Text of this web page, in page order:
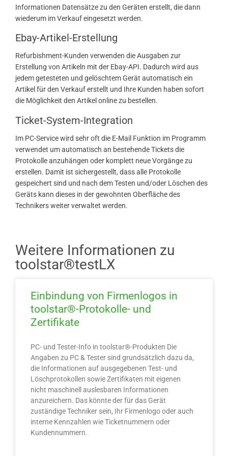
Informationen Datensätze zu den Geräten erstellt, die dann
wiederum im Verkauf eingesetzt werden.
Ebay-Artikel-Erstellung
Refurbishment-Kunden verwenden die Ausgaben zur
Erstellung von Artikeln mit der Ebay-API. Dadurch wird aus
jedem getesteten und gelöschtem Gerät automatisch ein
Artikel für den Verkauf erstellt und Ihre Kunden haben sofort
die Möglichkeit den Artikel online zu bestellen.
Ticket-System-Integration
Im PC-Service wird sehr oft die E-Mail Funktion im Programm
verwendet um automatisch an bestehende Tickets die
Protokolle anzuhängen oder komplett neue Vorgänge zu
erstellen. Damit ist sichergestellt, dass alle Protokolle
gespeichert sind und nach dem Testen und/oder Löschen des
Geräts kann dieses in der gewohnten Oberfläche des
Technikers weiter verwaltet werden.
Weitere Informationen zu
toolstar®testLX
Einbindung von Firmenlogos in
toolstar®-Protokolle- und
Zertifikate
PC- und Tester-Info in toolstar®-Produkten Die
Angaben zu PC & Tester sind grundsätzlich dazu da,
die Informationen auf ausgegebenen Test- und
Löschprotokollen sowie Zertifikaten mit eigenen
nicht maschinell auslesbaren Informationen
anzureichern. Das könnte der für das Gerät
zuständige Techniker sein, Ihr Firmenlogo oder auch
interne Kennzahlen wie Ticketnummern oder
Kundennummern.